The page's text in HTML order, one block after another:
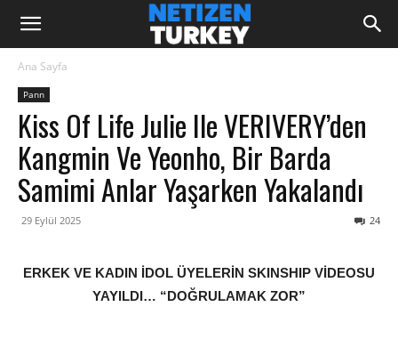
Ana Sayfa
Pann
Kiss Of Life Julie Ile VERIVERY’den
Kangmin Ve Yeonho, Bir Barda
Samimi Anlar Yaşarken Yakalandı
29 Eylül 2025 24
ERKEK VE KADIN İDOL ÜYELERİN SKINSHIP VİDEOSU
YAYILDI… “DOĞRULAMAK ZOR”